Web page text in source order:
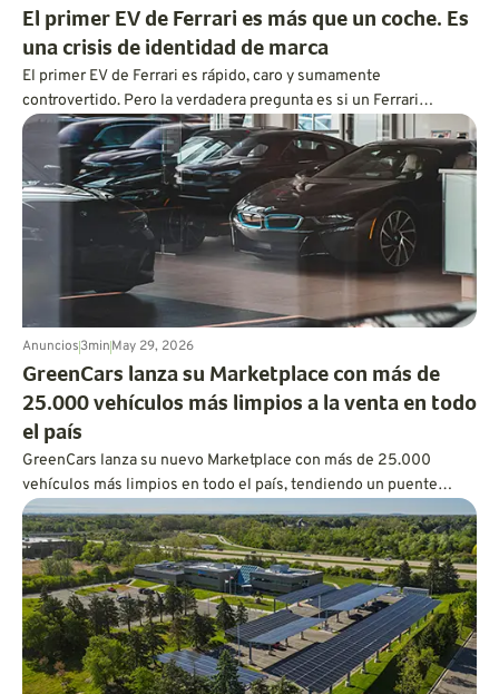
El primer EV de Ferrari es más que un coche. Es
una crisis de identidad de marca
El primer EV de Ferrari es rápido, caro y sumamente
controvertido. Pero la verdadera pregunta es si un Ferrari
eléctrico todavía puede sentirse como un Ferrari.
Anuncios3minMay 29, 2026
GreenCars lanza su Marketplace con más de
25.000 vehículos más limpios a la venta en todo
el país
GreenCars lanza su nuevo Marketplace con más de 25.000
vehículos más limpios en todo el país, tendiendo un puente
entre la educación sobre vehículos eléctricos y la compra real de
uno.